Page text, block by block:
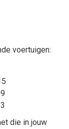
voertuigen:
die in jouw